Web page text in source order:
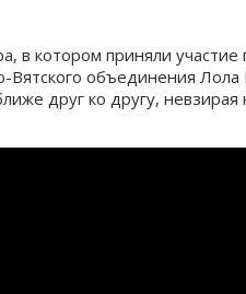
в котором приняли
объединения
друг ко другу,